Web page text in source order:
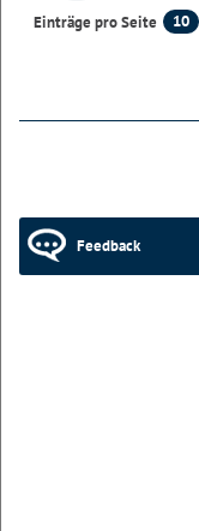
Einträge pro Seite
10
Feedback